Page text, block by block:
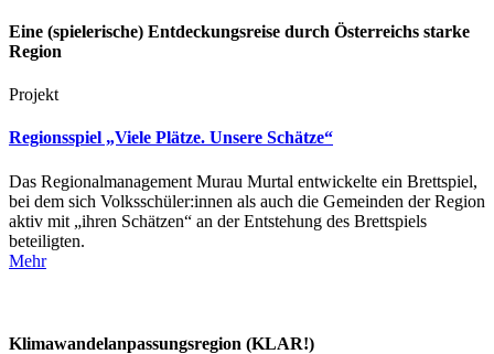
Eine (spielerische) Entdeckungsreise durch Österreichs starke
Region
Projekt
Regionsspiel „Viele Plätze. Unsere Schätze“
Das Regionalmanagement Murau Murtal entwickelte ein Brettspiel,
bei dem sich Volksschüler:innen als auch die Gemeinden der Region
aktiv mit „ihren Schätzen“ an der Entstehung des Brettspiels
beteiligten.
Mehr
Klimawandelanpassungsregion (KLAR!)